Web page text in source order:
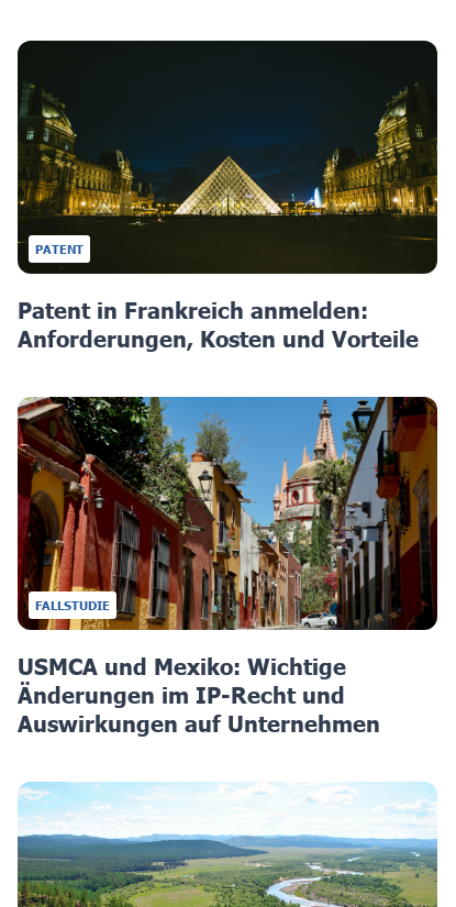
PATENT
Patent in Frankreich anmelden:
Anforderungen, Kosten und Vorteile
FALLSTUDIE
USMCA und Mexiko: Wichtige
Änderungen im IP-Recht und
Auswirkungen auf Unternehmen